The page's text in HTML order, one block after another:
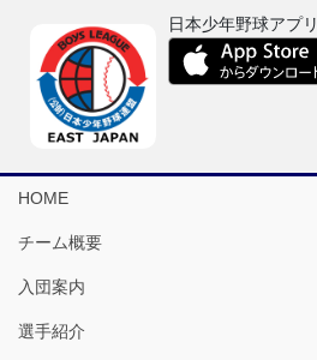
日本少年野球アプリ
HOME
チーム概要
入団案内
選手紹介